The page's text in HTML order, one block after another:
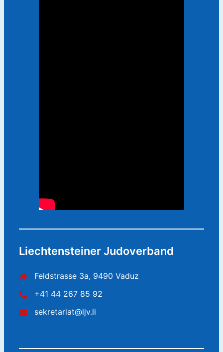
Liechtensteiner Judoverband
Feldstrasse 3a, 9490 Vaduz
+41 44 267 85 92
sekretariat@ljv.li